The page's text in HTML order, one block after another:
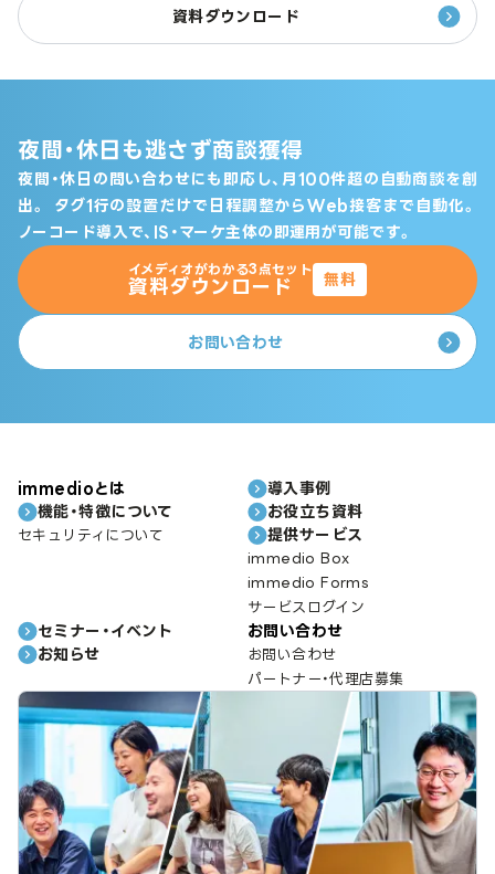
資料ダウンロード
夜間・休日も逃さず商談獲得
夜間・休日の問い合わせにも即応し、月100件超の自動商談を創
出。
タグ1行の設置だけで日程調整からWeb接客まで自動化。
ノーコード導入で、IS・マーケ主体の即運用が可能です。
イメディオがわかる3点セット
資料ダウンロード 無料
お問い合わせ
immedioとは
機能・特徴について
セキュリティについて
導入事例
お役立ち資料
提供サービス
immedio Box
immedio Forms
サービスログイン
セミナー・イベント
お知らせ
お問い合わせ
お問い合わせ
パートナー・代理店募集